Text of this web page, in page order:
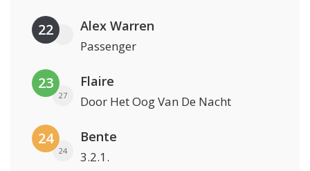
22 Alex Warren
Passenger
23
27
Flaire
Door Het Oog Van De Nacht
24
24
Bente
3.2.1.